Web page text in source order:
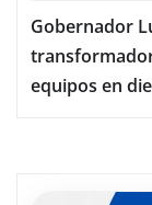
Gobernador
equipos en